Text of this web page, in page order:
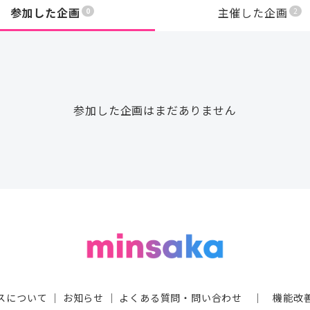
参加した企画 0 主催した企画 2
参加した企画はまだありません
について ｜ お知らせ ｜ よくある質問・問い合わせ ｜機能改